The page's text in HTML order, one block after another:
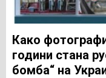
Како
години стана
бомба“ на